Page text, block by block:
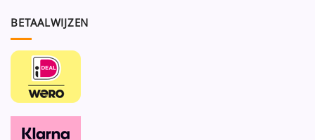
BETAALWIJZEN